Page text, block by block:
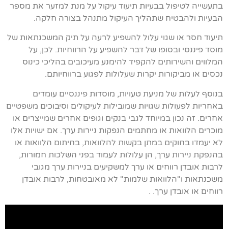
בתעשייה לטיפול בבעיות תיעוד עיקול על מנת למזער את מספר
הבעיות ולהבטיח שתהליך העיקול מתנהל בצורה חלקה.
תיעוד חסר או שגוי עלול להשפיע לרעה על תיק המשכנתאות של
מוסד פיננסי ובסופו של דבר להשפיע על הרווחיות. לכן, על
המלווים והשירותים להקפיד להימנע מעיכובים בהליכי כינוס
נכסים או מביקורות יקרות שעלולות לפגוע ברווחיותם.
בנוסף לעלות של מניעת טעויות, מוסדות פיננסיים עומדים
באחריות לפעולות שגויות שמובילות לעיקולים וסיבוכים משפטיים
אחרים. זה נכון במיוחד לגבי בנקים וגופים אחרים שמייצרים או
מוכרים הלוואות או מחתמים הנפקות ניירות ערך. אם ישויות אלו
לא יעמדו בחוקים במתן בקשות להלוואות, בחיתום הלוואות או
בהנפקת ניירות ערך, הן עלולות לעמוד בפני השלכות חמורות,
לרבות אובדן רווחים או ערך למשקיעים בניירות ערך מגובי
משכנתאות ו"הלוואות שלמות" לא מאובטחות, לרבות אובדן
רווחים או אובדן ערך. .